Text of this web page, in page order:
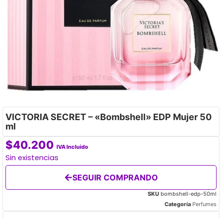
VICTORIA SECRET – «Bombshell» EDP Mujer 50
ml
$40.200 IVA Incluido
Sin existencias
SEGUIR COMPRANDO
SKU bombshell-edp-50ml
Categoría Perfumes